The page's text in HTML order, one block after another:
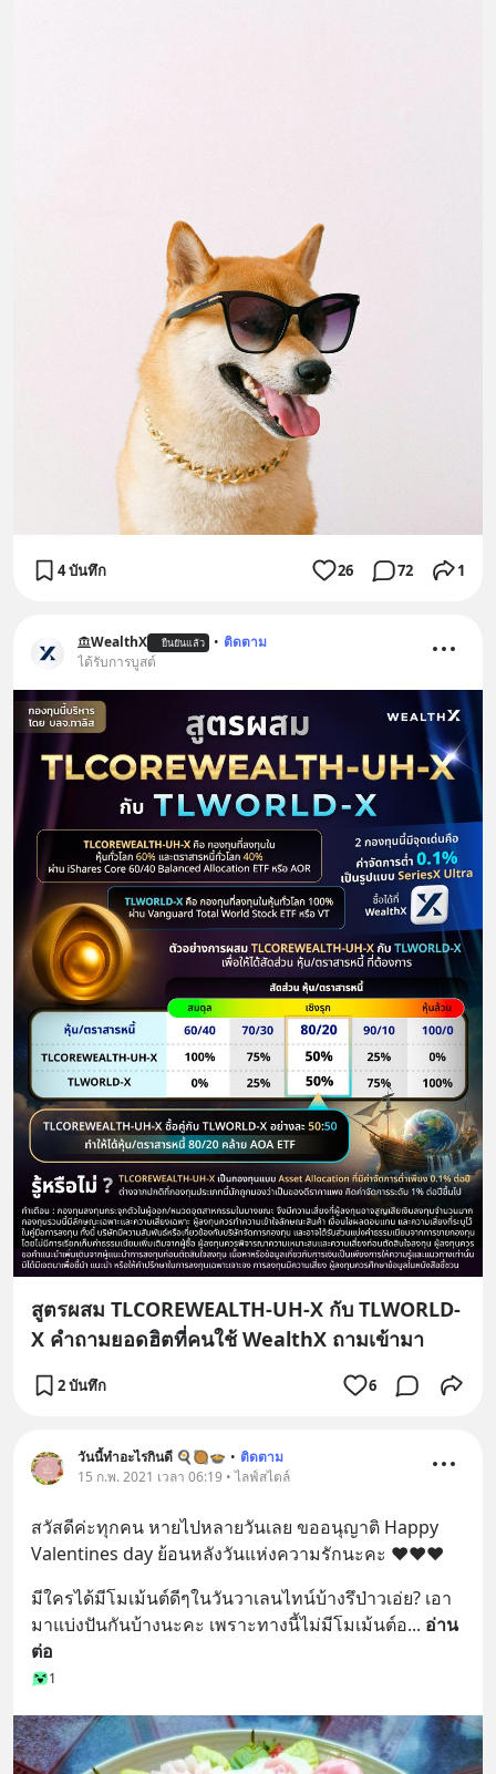
4 บันทึก 26 72 1
WealthX ยืนยันแล้ว • ติดตาม
ได้รับการบูสต์
สูตรผสม TLCOREWEALTH-UH-X กับ TLWORLD-
X คำถามยอดฮิตที่คนใช้ WealthX ถามเข้ามา
2 บันทึก 6
วันนี้ทำอะไรกินดี 🍳🥘🍲 • ติดตาม
15 ก.พ. 2021 เวลา 06:19 • ไลฟ์สไตล์
สวัสดีค่ะทุกคน หายไปหลายวันเลย ขออนุญาติ Happy
Valentines day ย้อนหลังวันแห่งความรักนะคะ ❤️❤️❤️
มีใครได้มีโมเม้นต์ดีๆในวันวาเลนไทน์บ้างรึป่าวเอ่ย? เอา
มาแบ่งปันกันบ้างนะคะ เพราะทางนี้ไม่มีโมเม้นต์อ... อ่าน
ต่อ
1